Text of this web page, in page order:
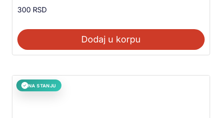
300 RSD
Dodaj u korpu
✓ NA STANJU